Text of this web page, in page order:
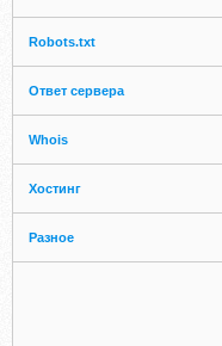
Robots.txt
Ответ сервера
Whois
Хостинг
Разное